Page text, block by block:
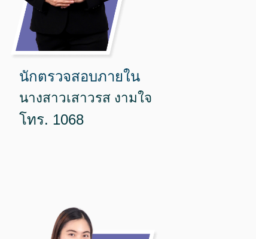
นักตรวจสอบภายใน
นางสาวเสาวรส งามใจ
โทร. 1068